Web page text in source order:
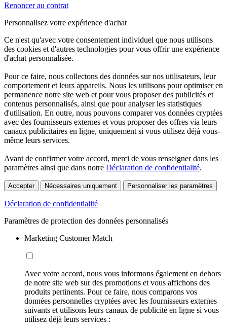
Renoncer au contrat
Personnalisez votre expérience d'achat
Ce n'est qu'avec votre consentement individuel que nous utilisons
des cookies et d'autres technologies pour vous offrir une expérience
d'achat personnalisée.
Pour ce faire, nous collectons des données sur nos utilisateurs, leur
comportement et leurs appareils. Nous les utilisons pour optimiser en
permanence notre site web et pour vous proposer des publicités et
contenus personnalisés, ainsi que pour analyser les statistiques
d'utilisation. En outre, nous pouvons comparer vos données cryptées
avec des fournisseurs externes et vous proposer des offres via leurs
canaux publicitaires en ligne, uniquement si vous utilisez déjà vous-
même leurs services.
Avant de confirmer votre accord, merci de vous renseigner dans les
paramètres ainsi que dans notre Déclaration de confidentialité.
Accepter Nécessaires uniquement Personnaliser les paramètres
Déclaration de confidentialité
Paramètres de protection des données personnalisés
Marketing Customer Match
Avec votre accord, nous vous informons également en dehors
de notre site web sur des promotions et vous affichons des
produits pertinents. Pour ce faire, nous comparons vos
données personnelles cryptées avec les fournisseurs externes
suivants et utilisons leurs canaux de publicité en ligne si vous
utilisez déjà leurs services :